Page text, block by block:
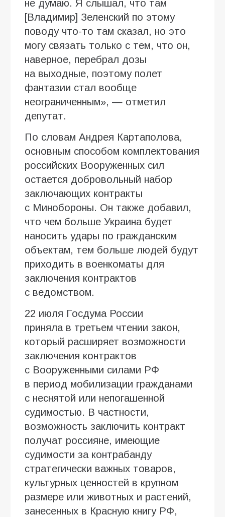
не думаю. Я слышал, что там
[Владимир] Зеленский по этому
поводу что-то там сказал, но это
могу связать только с тем, что он,
наверное, перебрал дозы
на выходные, поэтому полет
фантазии стал вообще
неограниченным», — отметил
депутат.
По словам Андрея Картаполова,
основным способом комплектования
российских Вооруженных сил
остается добровольный набор
заключающих контракты
с Минобороны. Он также добавил,
что чем больше Украина будет
наносить удары по гражданским
объектам, тем больше людей будут
приходить в военкоматы для
заключения контрактов
с ведомством.
22 июля Госдума России
приняла в третьем чтении закон,
который расширяет возможности
заключения контрактов
с Вооруженными силами РФ
в период мобилизации гражданами
с неснятой или непогашенной
судимостью. В частности,
возможность заключить контракт
получат россияне, имеющие
судимости за контрабанду
стратегически важных товаров,
культурных ценностей в крупном
размере или животных и растений,
занесенных в Красную книгу РФ,